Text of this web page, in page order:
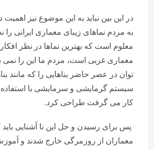
در این بین نباید به این موضوع نیز اهمیت داد که
به مردم نماهای زیبای معماری ایرانی را نشان
معلوم است که بهترین نماها در نظر افکار
معماری غربی است، مردم ما این را نمی دانند
توان در عصر حاضر بناهایی را که مانند بناهای
سیستم گرمایشی و سرمایشی با استفاده از
کار می گرفت طراحی کرد.
پس برای رسیدن و حل این نا آشنایی باید کاری
معماران از روزمرگی خارج شدند و آموزش